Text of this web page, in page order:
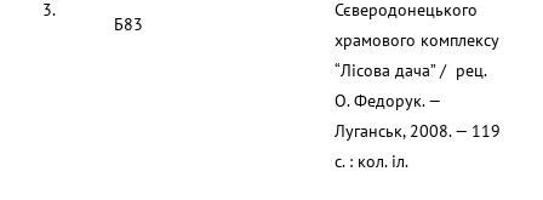
3.
Б83
Сєверодонецького
храмового комплексу
“Лісова дача” / рец.
О. Федорук. —
Луганськ, 2008. — 119
с. : кол. іл.